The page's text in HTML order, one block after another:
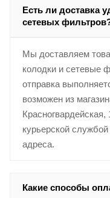
Есть ли доставка
сетевых
Мы доставляем
колодки и сетевые
отправка
возможен из
курьерской
адреса.
Какие способы